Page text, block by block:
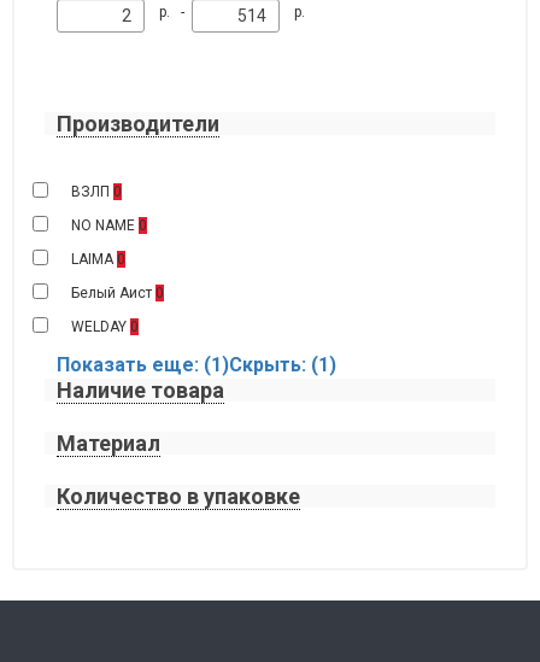
р. - р.
Производители
ВЗЛП 0
NO NAME 0
LAIMA 0
Белый Аист 0
WELDAY 0
Показать еще: (1)Скрыть: (1)
Наличие товара
Материал
Количество в упаковке